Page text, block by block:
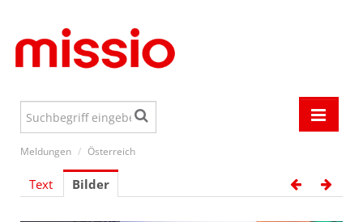
Meldungen
Events
Meldungen / Österreich
Text Bilder